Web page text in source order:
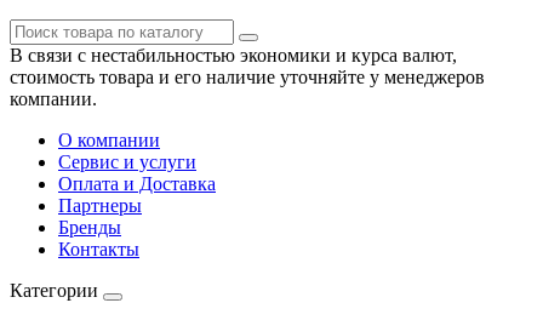
В связи с нестабильностью экономики и курса валют,
стоимость товара и его наличие уточняйте у менеджеров
компании.
О компании
Сервис и услуги
Оплата и Доставка
Партнеры
Бренды
Контакты
Категории